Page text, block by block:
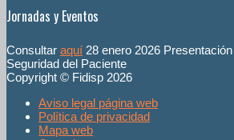
Jornadas y Eventos
Consultar aquí 28 enero 2026
Seguridad del Paciente
Copyright © Fidisp 2026
Aviso legal página web
Política de privacidad
Mapa web